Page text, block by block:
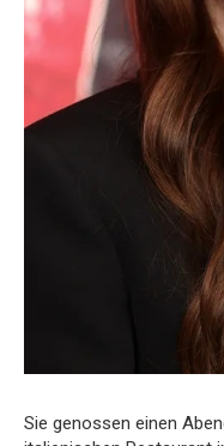
Sie genossen einen